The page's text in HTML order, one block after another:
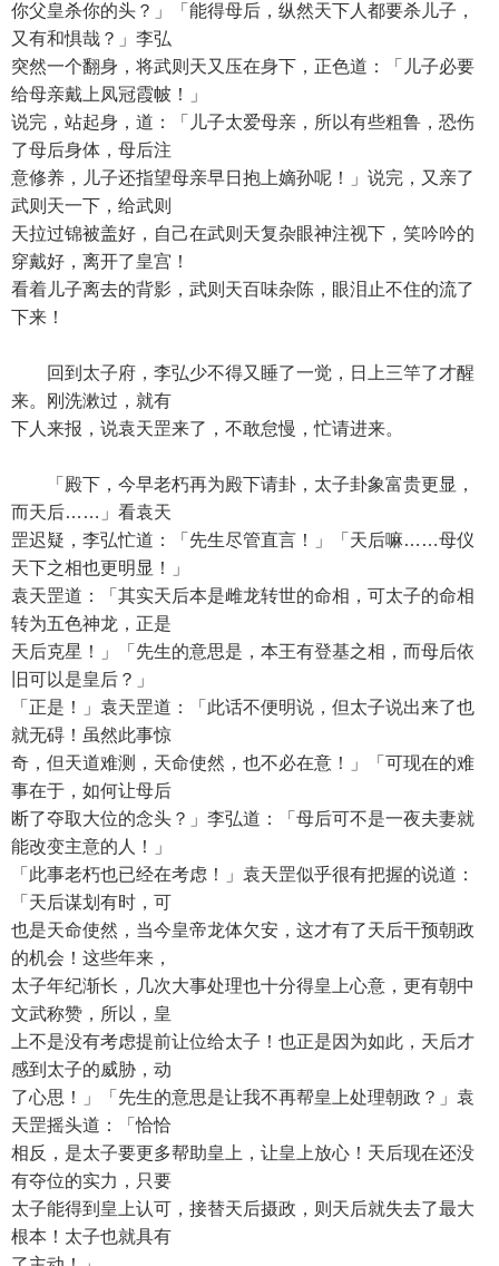
你父皇杀你的头？」「能得母后，纵然天下人都要杀儿子，
又有和惧哉？」李弘
突然一个翻身，将武则天又压在身下，正色道：「儿子必要
给母亲戴上凤冠霞帔！」
说完，站起身，道：「儿子太爱母亲，所以有些粗鲁，恐伤
了母后身体，母后注
意修养，儿子还指望母亲早日抱上嫡孙呢！」说完，又亲了
武则天一下，给武则
天拉过锦被盖好，自己在武则天复杂眼神注视下，笑吟吟的
穿戴好，离开了皇宫！
看着儿子离去的背影，武则天百味杂陈，眼泪止不住的流了
下来！
回到太子府，李弘少不得又睡了一觉，日上三竿了才醒
来。刚洗漱过，就有
下人来报，说袁天罡来了，不敢怠慢，忙请进来。
「殿下，今早老朽再为殿下请卦，太子卦象富贵更显，
而天后……」看袁天
罡迟疑，李弘忙道：「先生尽管直言！」「天后嘛……母仪
天下之相也更明显！」
袁天罡道：「其实天后本是雌龙转世的命相，可太子的命相
转为五色神龙，正是
天后克星！」「先生的意思是，本王有登基之相，而母后依
旧可以是皇后？」
「正是！」袁天罡道：「此话不便明说，但太子说出来了也
就无碍！虽然此事惊
奇，但天道难测，天命使然，也不必在意！」「可现在的难
事在于，如何让母后
断了夺取大位的念头？」李弘道：「母后可不是一夜夫妻就
能改变主意的人！」
「此事老朽也已经在考虑！」袁天罡似乎很有把握的说道：
「天后谋划有时，可
也是天命使然，当今皇帝龙体欠安，这才有了天后干预朝政
的机会！这些年来，
太子年纪渐长，几次大事处理也十分得皇上心意，更有朝中
文武称赞，所以，皇
上不是没有考虑提前让位给太子！也正是因为如此，天后才
感到太子的威胁，动
了心思！」「先生的意思是让我不再帮皇上处理朝政？」袁
天罡摇头道：「恰恰
相反，是太子要更多帮助皇上，让皇上放心！天后现在还没
有夺位的实力，只要
太子能得到皇上认可，接替天后摄政，则天后就失去了最大
根本！太子也就具有